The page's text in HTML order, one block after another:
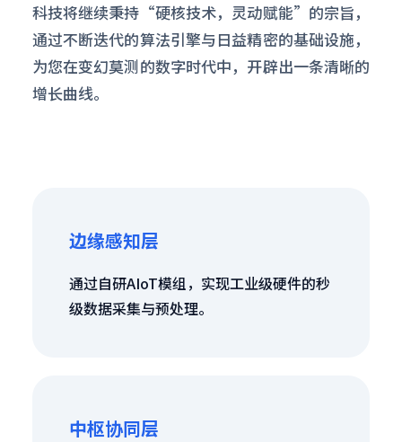
科技将继续秉持“硬核技术，灵动赋能”的宗旨，
通过不断迭代的算法引擎与日益精密的基础设施，
为您在变幻莫测的数字时代中，开辟出一条清晰的
增长曲线。
边缘感知层
通过自研AIoT模组，实现工业级硬件的秒
级数据采集与预处理。
中枢协同层